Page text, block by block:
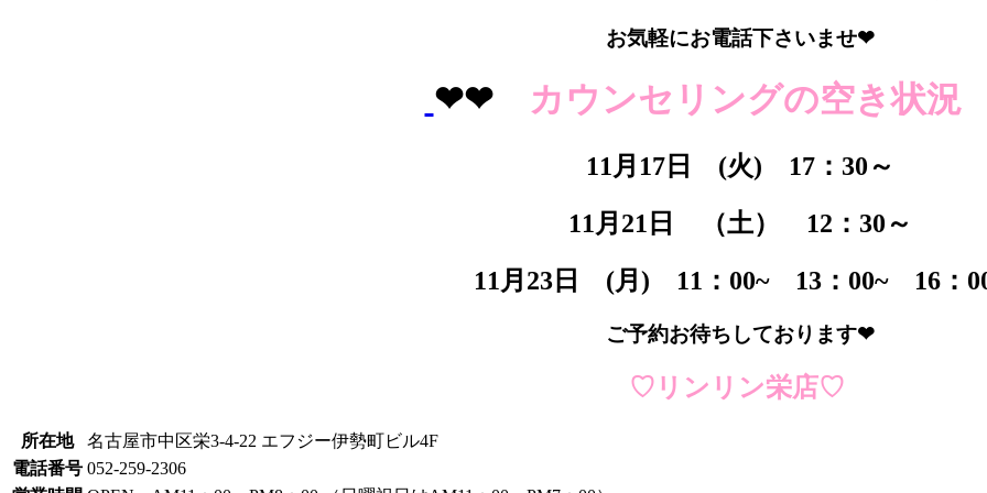
お気軽にお電話下さいませ❤
❤❤ カウンセリングの空き状況
11月17日 (火) 17：30～
11月21日 （土） 12：30～
11月23日 (月) 11：00~ 13：00~ 16：
ご予約お待ちしております❤
♡リンリン栄店♡
所在地
名古屋市中区栄3-4-22 エフジー伊勢町ビル4F
電話番号 052-259-2306